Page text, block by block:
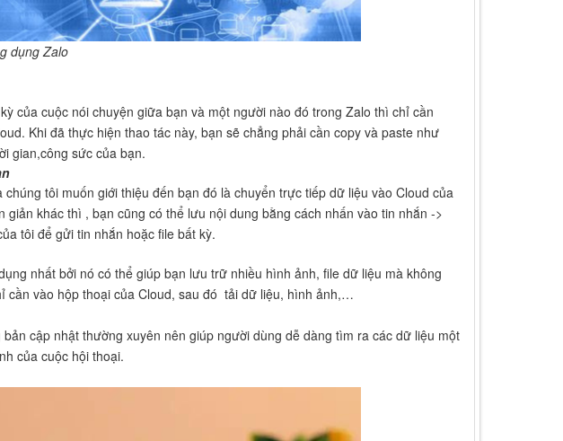
dụng Zalo
của cuộc nói chuyện giữa bạn và một người nào đó trong Zalo thì chỉ cần
Khi đã thực hiện thao tác này, bạn sẽ chẳng phải cần copy và paste như
gian,công sức của bạn.
tôi muốn giới thiệu đến bạn đó là chuyển trực tiếp dữ liệu vào Cloud của
khác thì , bạn cũng có thể lưu nội dung bằng cách nhấn vào tin nhắn ->
tôi để gửi tin nhắn hoặc file bất kỳ.
nhất bởi nó có thể giúp bạn lưu trữ nhiều hình ảnh, file dữ liệu mà không
cần vào hộp thoại của Cloud, sau đó tải dữ liệu, hình ảnh,…
cập nhật thường xuyên nên giúp người dùng dễ dàng tìm ra các dữ liệu một
của cuộc hội thoại.